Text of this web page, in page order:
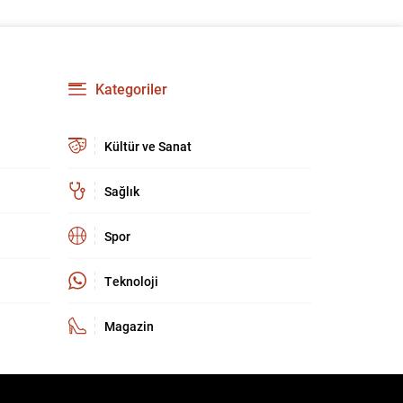
Kategoriler
Kültür ve Sanat
Sağlık
Spor
Teknoloji
Magazin